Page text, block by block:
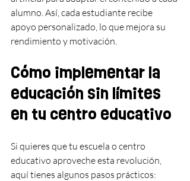
alumno. Así, cada estudiante recibe
apoyo personalizado, lo que mejora su
rendimiento y motivación.
Cómo implementar la
educación sin límites
en tu centro educativo
Si quieres que tu escuela o centro
educativo aproveche esta revolución,
aquí tienes algunos pasos prácticos: